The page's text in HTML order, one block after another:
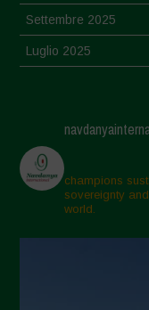
Settembre 2025
Luglio 2025
Aprile 2025
Marzo 2025
Febbraio 2025
Gennaio 2025
champions
sovereignty
world.